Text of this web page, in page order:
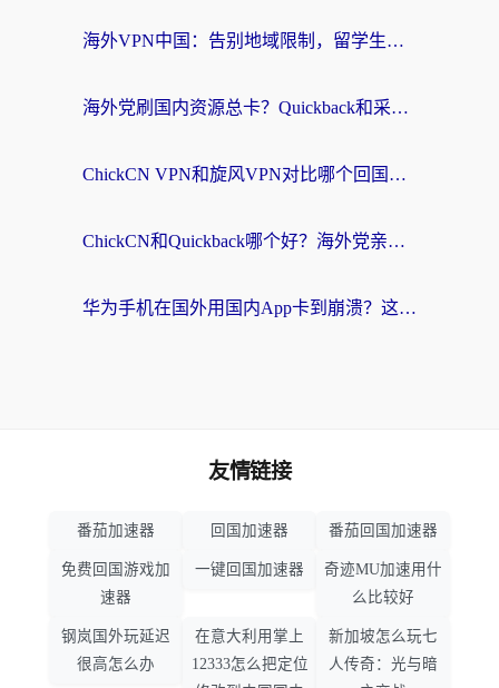
海外VPN中国：告别地域限制，留学生与华人如何轻松刷国内剧、玩国服？
海外党刷国内资源总卡？Quickback和采集蜂好用吗？这篇指南帮你避坑
ChickCN VPN和旋风VPN对比哪个回国效果更好？海外党亲测实用指南
ChickCN和Quickback哪个好？海外党亲测回国加速器，轻松解锁国内资源（附避坑指南）
华为手机在国外用国内App卡到崩溃？这篇加速器指南帮你无缝刷剧打游戏
友情链接
番茄加速器 回国加速器 番茄回国加速器
免费回国游戏加
速器
一键回国加速器
奇迹MU加速用什
么比较好
钢岚国外玩延迟
很高怎么办
在意大利用掌上
12333怎么把定位
新加坡怎么玩七
人传奇：光与暗